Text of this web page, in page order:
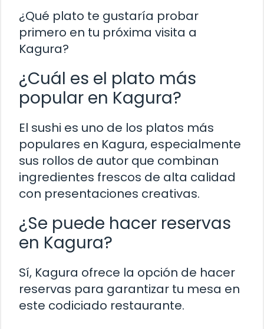
¿Qué plato te gustaría probar
primero en tu próxima visita a
Kagura?
¿Cuál es el plato más
popular en Kagura?
El sushi es uno de los platos más
populares en Kagura, especialmente
sus rollos de autor que combinan
ingredientes frescos de alta calidad
con presentaciones creativas.
¿Se puede hacer reservas
en Kagura?
Sí, Kagura ofrece la opción de hacer
reservas para garantizar tu mesa en
este codiciado restaurante.